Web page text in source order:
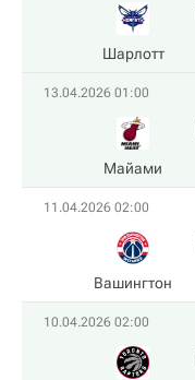
Шарлотт
13.04.2026 01:00
Майами
11.04.2026 02:00
Вашингтон
10.04.2026 02:00